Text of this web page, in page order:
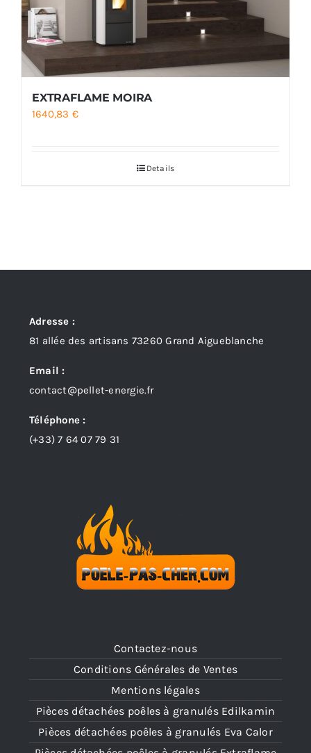
EXTRAFLAME MOIRA
1640,83 €
Details
Contactez-nous
Conditions Générales de Ventes
Mentions légales
Pièces détachées poêles à granulés Edilkamin
Pièces détachées poêles à granulés Eva Calor
Adresse :
81 allée des artisans 73260 Grand Aigueblanche
Email :
contact@pellet-energie.fr
Téléphone :
(+33)7 64 07 79 31